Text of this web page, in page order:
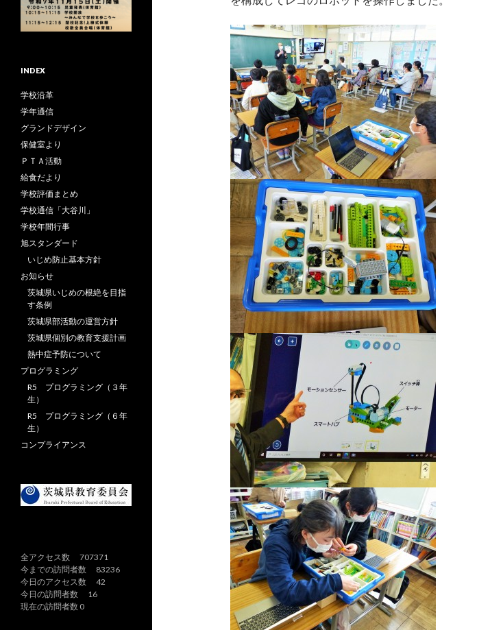
INDEX
学校沿革
学年通信
グランドデザイン
保健室より
ＰＴＡ活動
給食だより
学校評価まとめ
学校通信「大谷川」
学校年間行事
旭スタンダード
いじめ防止基本方針
お知らせ
茨城県いじめの根絶を目指
す条例
茨城県部活動の運営方針
茨城県個別の教育支援計画
熱中症予防について
プログラミング
R5 プログラミング（３年
生）
R5 プログラミング（６年
生）
コンプライアンス
全アクセス数 707371
今までの訪問者数 83236
今日のアクセス数 42
今日の訪問者数 16
現在の訪問者数 0